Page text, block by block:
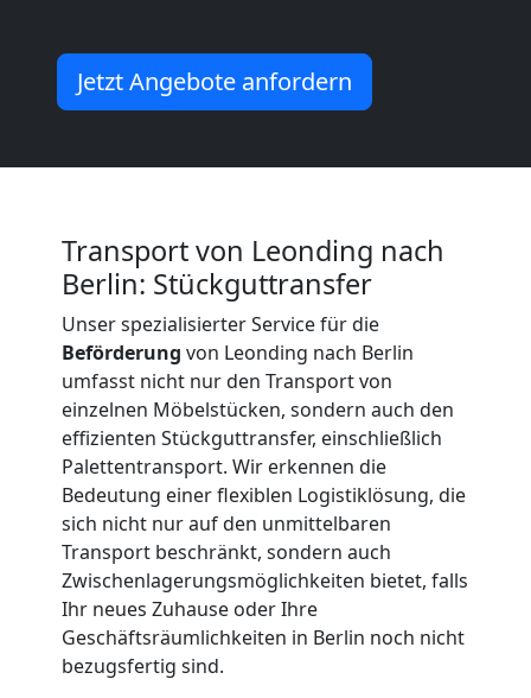
Jetzt Angebote anfordern
Transport von Leonding nach
Berlin: Stückguttransfer
Unser spezialisierter Service für die
Beförderung von Leonding nach Berlin
umfasst nicht nur den Transport von
einzelnen Möbelstücken, sondern auch den
effizienten Stückguttransfer, einschließlich
Palettentransport. Wir erkennen die
Bedeutung einer flexiblen Logistiklösung, die
sich nicht nur auf den unmittelbaren
Transport beschränkt, sondern auch
Zwischenlagerungsmöglichkeiten bietet, falls
Ihr neues Zuhause oder Ihre
Geschäftsräumlichkeiten in Berlin noch nicht
bezugsfertig sind.
Beiladung
National
International
Internationaler
Umzug
Nationaler
Umzug